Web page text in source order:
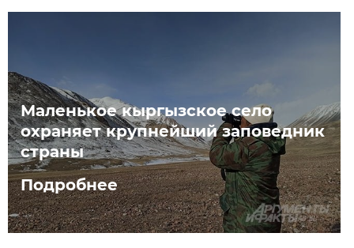
Маленькое кыргызское село
охраняет крупнейший заповедник
страны
Подробнее